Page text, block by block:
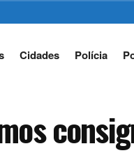
Cidades Polícia